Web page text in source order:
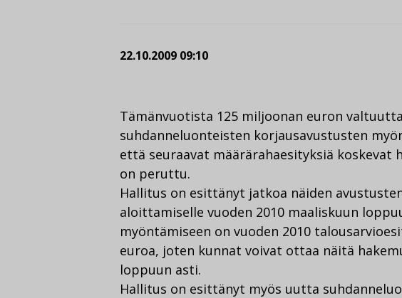
22.10.2009 09:10
Tämänvuotista 125 miljoonan euron
suhdanneluonteisten korjausavustusten
että seuraavat määrärahaesityksiä koskevat
on peruttu.
Hallitus on esittänyt jatkoa näiden
aloittamiselle vuoden 2010 maaliskuun
myöntämiseen on vuoden 2010
euroa, joten kunnat voivat ottaa näitä
loppuun asti.
Hallitus on esittänyt myös uutta